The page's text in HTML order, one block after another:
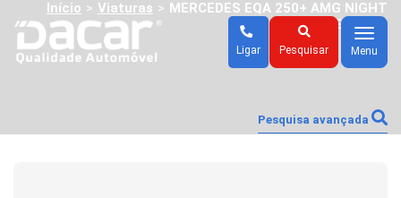
Pesquisar
Ligar
Menu
Menu
Início > Viaturas > MERCEDES EQA 250+ AMG NIGHT
EDITION
Pesquisa avançada